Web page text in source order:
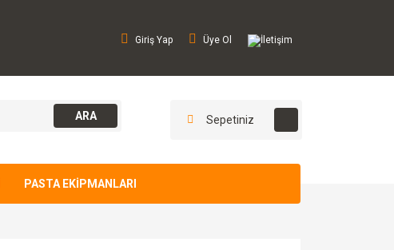
Giriş Yap Üye Ol İletişim
ARA Sepetiniz
PASTA EKİPMANLARI